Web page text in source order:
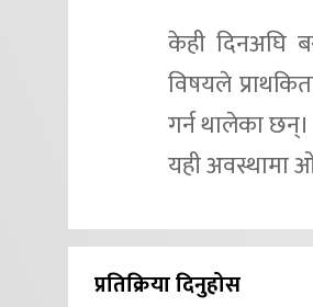
केही दिनअघि
विषयले
गर्न थालेका छन्।
यही अवस्थामा
प्रतिक्रिया दिनुहोस